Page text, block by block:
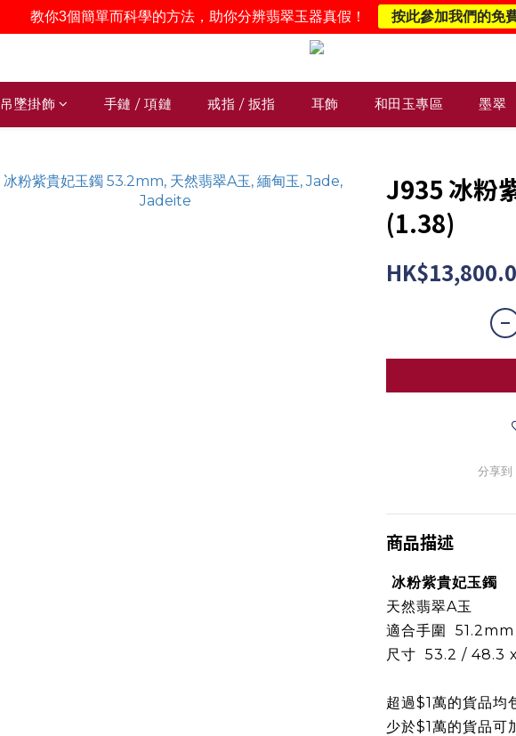
吊墜掛飾 手鏈 / 項鏈 戒指 / 扳指 耳飾 和田玉專區 墨翠
J935 冰粉
(1.38)
分享到
商品描述
冰粉紫貴妃玉鐲
天然翡翠A玉
適合手圍
尺寸 53.2 / 48.3
超過$1萬的貨品均
少於$1萬的貨品
教你3個簡單而科學的方法，助你分辨翡翠玉器真假！ 按此參加我們的免